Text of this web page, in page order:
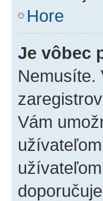
Hore
Je vôbec
Nemusíte.
Vám